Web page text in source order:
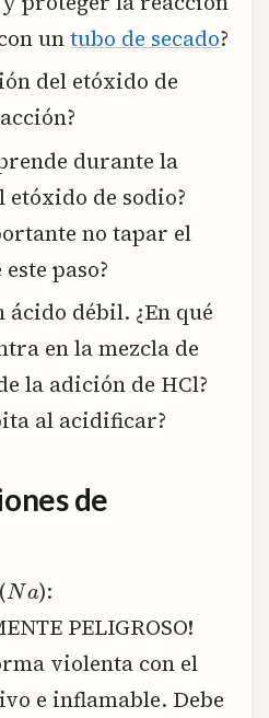
untubo de secado?
del etóxido de
durante la
de sodio?
no tapar el
paso?
ácido débil. ¿En qué
en la mezcla de
la adición de HCl?
al acidificar?
de
):
PELIGROSO!
violenta con el
e inflamable. Debe